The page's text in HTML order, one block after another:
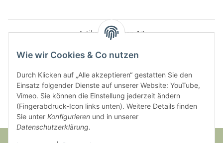
Artikel 1 - 17 von 17
Kategorien
Wie wir Cookies & Co nutzen
Durch Klicken auf „Alle akzeptieren“ gestatten Sie den
Einsatz folgender Dienste auf unserer Website: YouTube,
Vimeo. Sie können die Einstellung jederzeit ändern
(Fingerabdruck-Icon links unten). Weitere Details finden
Sie unter Konfigurieren und in unserer
Datenschutzerklärung.